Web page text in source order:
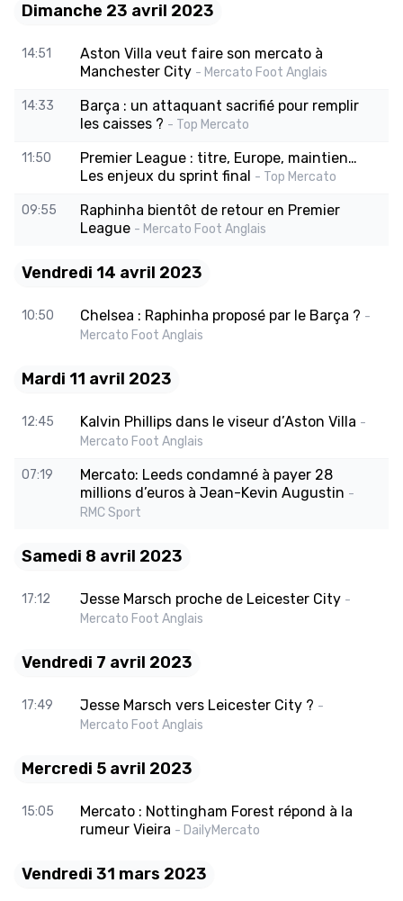
Dimanche 23 avril 2023
14:51
Aston Villa veut faire son mercato à
Manchester City - Mercato Foot Anglais
14:33
Barça : un attaquant sacrifié pour remplir
les caisses ? - Top Mercato
11:50
Premier League : titre, Europe, maintien…
Les enjeux du sprint final - Top Mercato
09:55
Raphinha bientôt de retour en Premier
League - Mercato Foot Anglais
Vendredi 14 avril 2023
10:50 Chelsea : Raphinha proposé par le Barça ? -
Mercato Foot Anglais
Mardi 11 avril 2023
12:45 Kalvin Phillips dans le viseur d’Aston Villa -
Mercato Foot Anglais
07:19
Mercato: Leeds condamné à payer 28
millions d’euros à Jean-Kevin Augustin -
RMC Sport
Samedi 8 avril 2023
17:12 Jesse Marsch proche de Leicester City -
Mercato Foot Anglais
Vendredi 7 avril 2023
17:49 Jesse Marsch vers Leicester City ? -
Mercato Foot Anglais
Mercredi 5 avril 2023
15:05
Mercato : Nottingham Forest répond à la
rumeur Vieira - DailyMercato
Vendredi 31 mars 2023